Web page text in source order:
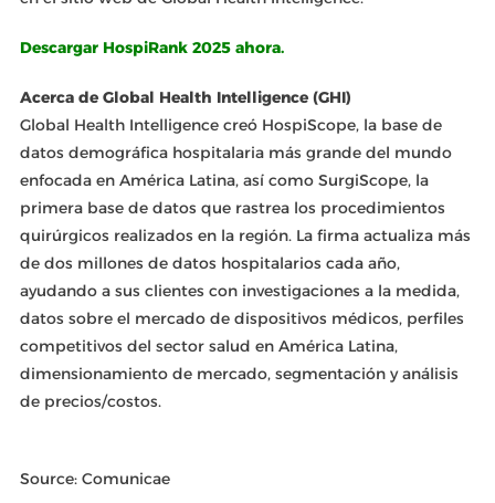
Descargar HospiRank 2025 ahora.
Acerca de Global Health Intelligence (GHI)
Global Health Intelligence creó HospiScope, la base de
datos demográfica hospitalaria más grande del mundo
enfocada en América Latina, así como SurgiScope, la
primera base de datos que rastrea los procedimientos
quirúrgicos realizados en la región. La firma actualiza más
de dos millones de datos hospitalarios cada año,
ayudando a sus clientes con investigaciones a la medida,
datos sobre el mercado de dispositivos médicos, perfiles
competitivos del sector salud en América Latina,
dimensionamiento de mercado, segmentación y análisis
de precios/costos.
Source: Comunicae